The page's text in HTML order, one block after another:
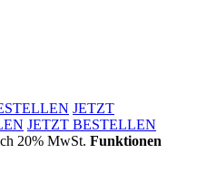
JETZT
JETZT BESTELLEN
20% MwSt. Funktionen